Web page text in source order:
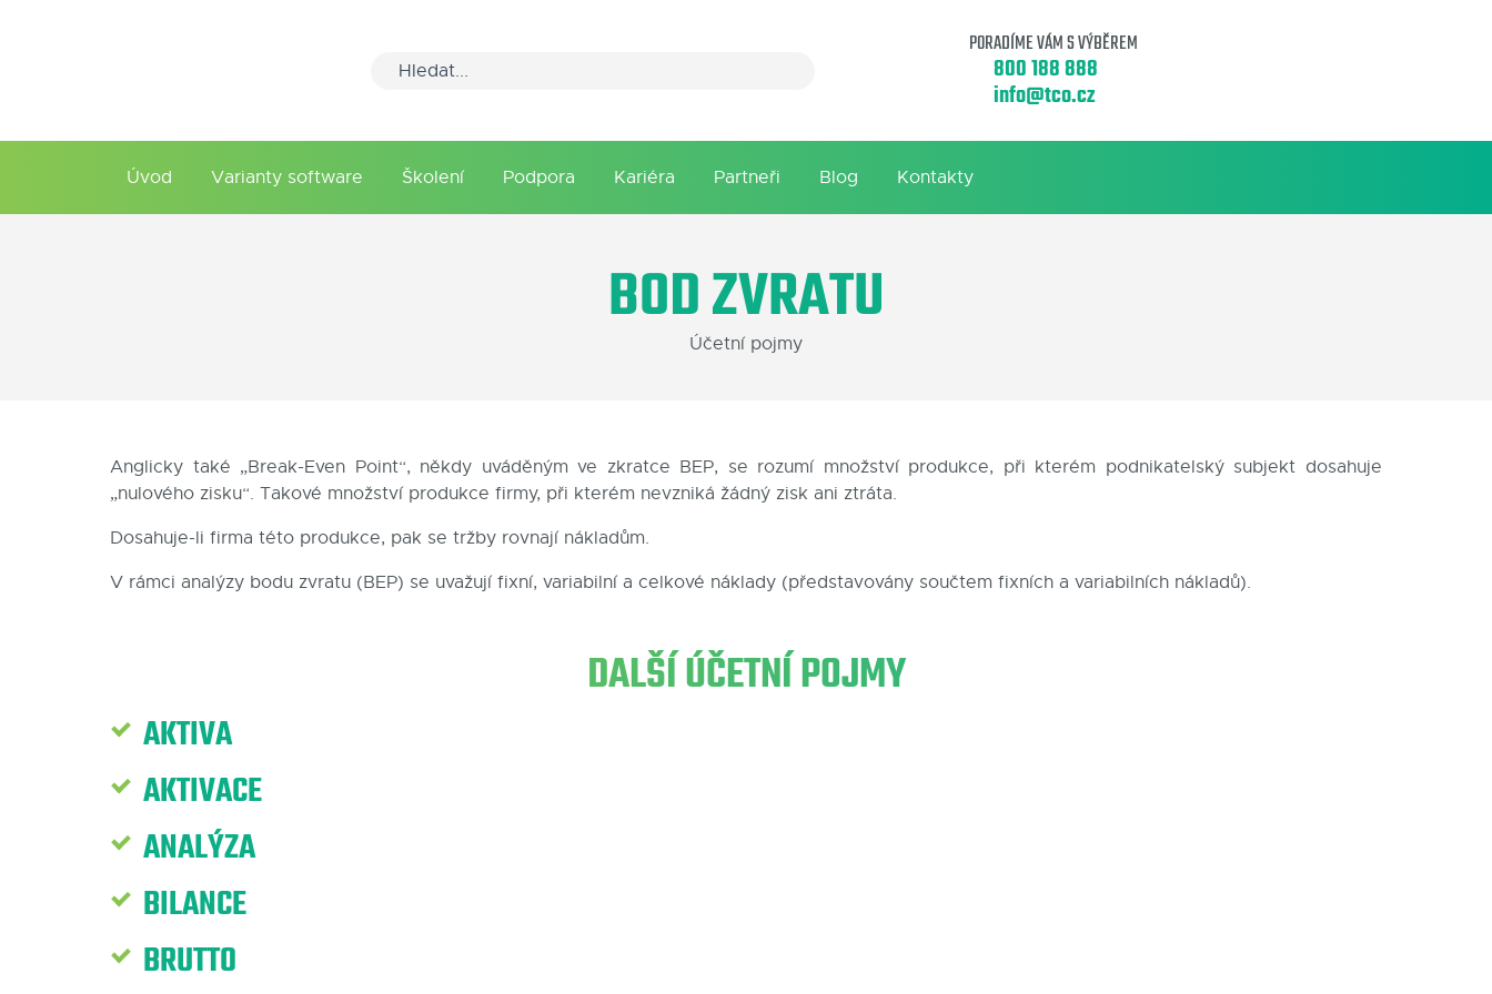
PORADÍME VÁM S VÝBĚREM
800 188 888
info@tco.cz
Úvod Varianty software Školení Podpora Kariéra Partneři Blog Kontakty
BOD ZVRATU
Účetní pojmy
Anglicky také „Break-Even Point“, někdy uváděným ve zkratce BEP, se rozumí množství produkce, při kterém podnikatelský subjekt dosahuje
„nulového zisku“. Takové množství produkce firmy, při kterém nevzniká žádný zisk ani ztráta.
Dosahuje-li firma této produkce, pak se tržby rovnají nákladům.
V rámci analýzy bodu zvratu (BEP) se uvažují fixní, variabilní a celkové náklady (představovány součtem fixních a variabilních nákladů).
DALŠÍ ÚČETNÍ POJMY
AKTIVA
AKTIVACE
ANALÝZA
BILANCE
BRUTTO